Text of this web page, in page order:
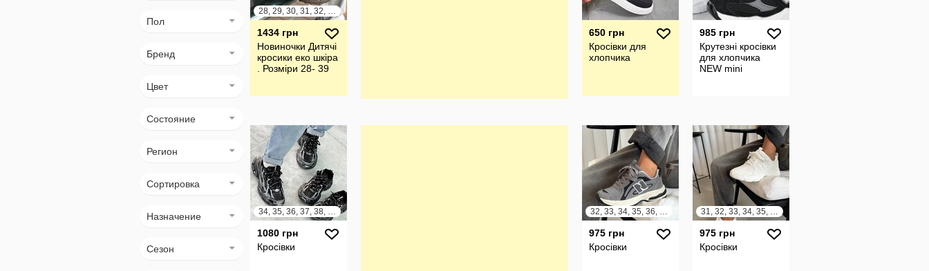
Пол
Бренд
Цвет
Состояние
Регион
Сортировка
Назначение
Сезон
28, 29, 30, 31, 32, 33, 34, 35, 36, 37, 38, 39
1434 грн
Новиночки Дитячі
кросики еко шкіра
. Розміри 28- 39
650 грн
Кросівки для
хлопчика
985 грн
Крутезні кросівки
для хлопчика
NEW mini
34, 35, 36, 37, 38, 39
1080 грн
Кросівки
32, 33, 34, 35, 36, 37
975 грн
Кросівки
31, 32, 33, 34, 35, 36, 37, 38, 39, 40, 41
975 грн
Кросівки